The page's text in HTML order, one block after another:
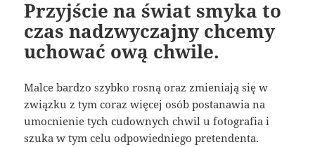
Przyjście na świat smyka to
czas nadzwyczajny chcemy
uchować ową chwile.
Malce bardzo szybko rosną oraz zmieniają się w
związku z tym coraz więcej osób postanawia na
umocnienie tych cudownych chwil u fotografia i
szuka w tym celu odpowiedniego pretendenta.